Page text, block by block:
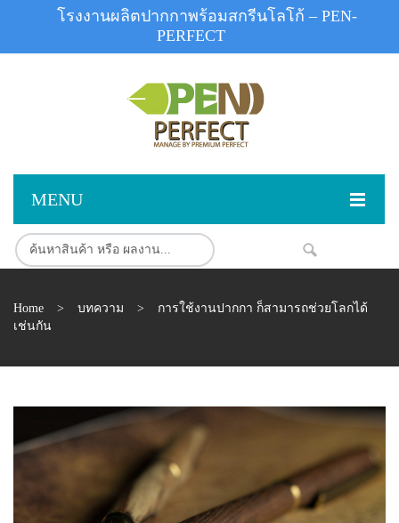
MENU
หน้าแรก
ปากกาตั้งโต๊ะ
ปากกา USB
ปากกาหมึกซึม NEW
สินค้าสต็อก
บทความ
เกี่ยวกับเรา
วิธีการชำระเงิน
ขอใบเสนอราคา
Home > บทความ >
การใช้งานปากกา ก็สามารถช่วยโลกได้
เช่นกัน
โรงงานผลิตปากกาพร้อมสกรีนโลโก้ – PEN-
PERFECT